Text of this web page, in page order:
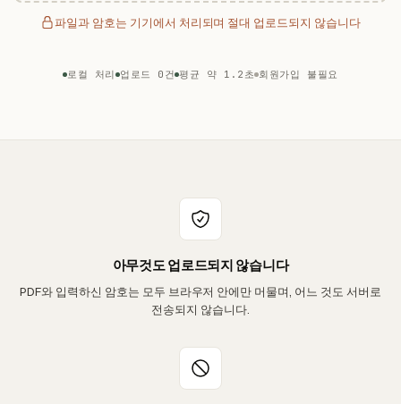
파일과 암호는 기기에서 처리되며 절대 업로드되지 않습니다
로컬 처리 업로드 0건 평균 약 1.2초 회원가입 불필요
아무것도 업로드되지 않습니다
PDF와 입력하신 암호는 모두 브라우저 안에만 머물며, 어느 것도 서버로
전송되지 않습니다.